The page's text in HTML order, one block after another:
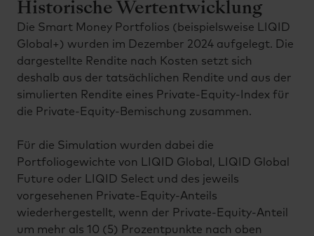
Historische Wertentwicklung
Die Smart Money Portfolios (beispielsweise LIQID
Global+) wurden im Dezember 2024 aufgelegt. Die
dargestellte Rendite nach Kosten setzt sich
deshalb aus der tatsächlichen Rendite und aus der
simulierten Rendite eines Private-Equity-Index für
die Private-Equity-Bemischung zusammen.
Für die Simulation wurden dabei die
Portfoliogewichte von LIQID Global, LIQID Global
Future oder LIQID Select und des jeweils
vorgesehenen Private-Equity-Anteils
wiederhergestellt, wenn der Private-Equity-Anteil
um mehr als 10 (5) Prozentpunkte nach oben